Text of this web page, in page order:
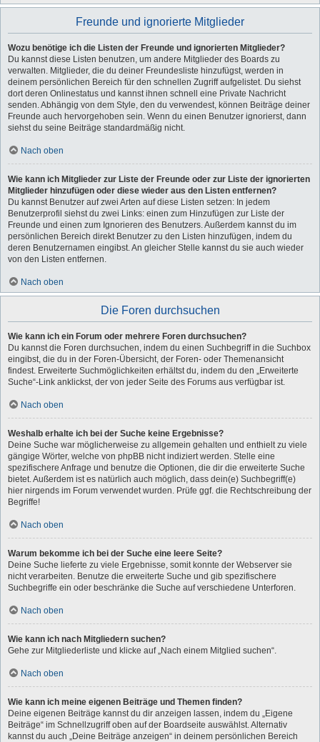
Freunde und ignorierte Mitglieder
Wozu benötige ich die Listen der Freunde und ignorierten Mitglieder?
Du kannst diese Listen benutzen, um andere Mitglieder des Boards zu
verwalten. Mitglieder, die du deiner Freundesliste hinzufügst, werden in
deinem persönlichen Bereich für den schnellen Zugriff aufgelistet. Du siehst
dort deren Onlinestatus und kannst ihnen schnell eine Private Nachricht
senden. Abhängig von dem Style, den du verwendest, können Beiträge deiner
Freunde auch hervorgehoben sein. Wenn du einen Benutzer ignorierst, dann
siehst du seine Beiträge standardmäßig nicht.
Nach oben
Wie kann ich Mitglieder zur Liste der Freunde oder zur Liste der ignorierten
Mitglieder hinzufügen oder diese wieder aus den Listen entfernen?
Du kannst Benutzer auf zwei Arten auf diese Listen setzen: In jedem
Benutzerprofil siehst du zwei Links: einen zum Hinzufügen zur Liste der
Freunde und einen zum Ignorieren des Benutzers. Außerdem kannst du im
persönlichen Bereich direkt Benutzer zu den Listen hinzufügen, indem du
deren Benutzernamen eingibst. An gleicher Stelle kannst du sie auch wieder
von den Listen entfernen.
Nach oben
Die Foren durchsuchen
Wie kann ich ein Forum oder mehrere Foren durchsuchen?
Du kannst die Foren durchsuchen, indem du einen Suchbegriff in die Suchbox
eingibst, die du in der Foren-Übersicht, der Foren- oder Themenansicht
findest. Erweiterte Suchmöglichkeiten erhältst du, indem du den „Erweiterte
Suche“-Link anklickst, der von jeder Seite des Forums aus verfügbar ist.
Nach oben
Weshalb erhalte ich bei der Suche keine Ergebnisse?
Deine Suche war möglicherweise zu allgemein gehalten und enthielt zu viele
gängige Wörter, welche von phpBB nicht indiziert werden. Stelle eine
spezifischere Anfrage und benutze die Optionen, die dir die erweiterte Suche
bietet. Außerdem ist es natürlich auch möglich, dass dein(e) Suchbegriff(e)
hier nirgends im Forum verwendet wurden. Prüfe ggf. die Rechtschreibung der
Begriffe!
Nach oben
Warum bekomme ich bei der Suche eine leere Seite?
Deine Suche lieferte zu viele Ergebnisse, somit konnte der Webserver sie
nicht verarbeiten. Benutze die erweiterte Suche und gib spezifischere
Suchbegriffe ein oder beschränke die Suche auf verschiedene Unterforen.
Nach oben
Wie kann ich nach Mitgliedern suchen?
Gehe zur Mitgliederliste und klicke auf „Nach einem Mitglied suchen“.
Nach oben
Wie kann ich meine eigenen Beiträge und Themen finden?
Deine eigenen Beiträge kannst du dir anzeigen lassen, indem du „Eigene
Beiträge“ im Schnellzugriff oben auf der Boardseite auswählst. Alternativ
kannst du auch „Deine Beiträge anzeigen“ in deinem persönlichen Bereich